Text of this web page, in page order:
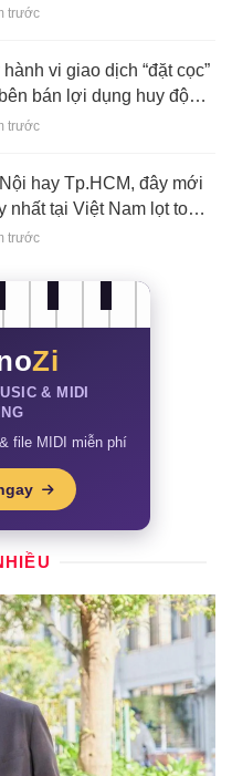
trước
vi giao dịch “đặt cọc”
bán lợi dụng huy động
trước
hay Tp.HCM, đây mới
nhất tại Việt Nam lọt top
hiệu hàng đầu thế
trước
Zi
& MIDI
file MIDI miễn phí